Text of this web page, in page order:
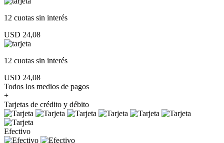
12 cuotas sin interés
USD 24,08
12 cuotas sin interés
USD 24,08
Todos los medios de pagos
+
Tarjetas de crédito y débito
Efectivo